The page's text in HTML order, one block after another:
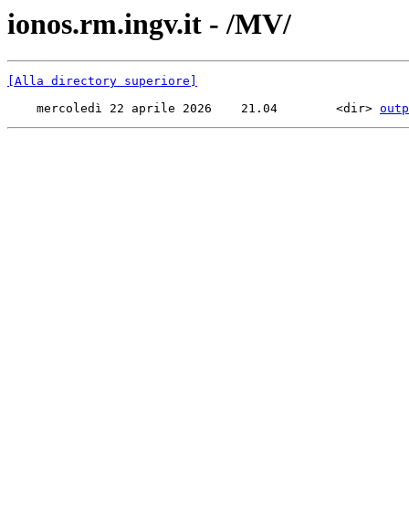
ionos.rm.ingv.it - /MV/
[Alla directory superiore]
    mercoledì 22 aprile 2026    21.04        <dir>